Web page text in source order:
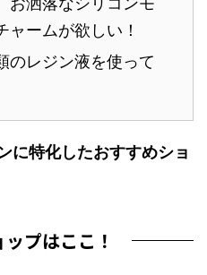
ャームが欲しい！
のレジン液を使って
に特化したおすすめショ
プはここ！